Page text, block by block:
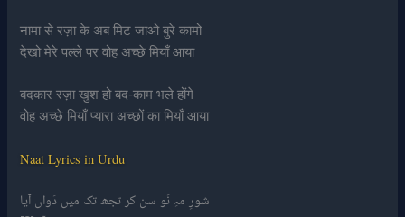
नामा से रज़ा के अब मिट जाओ बुरे कामो
देखो मेरे पल्ले पर वोह अच्छे मियाँ आया
बदकार रज़ा खुश हो बद-काम भले होंगे
वोह अच्छे मियाँ प्यारा अच्छों का मियाँ आया
Naat Lyrics in Urdu
شورِ مہِ نَو سن کر تجھ تک میں دَواں آیا